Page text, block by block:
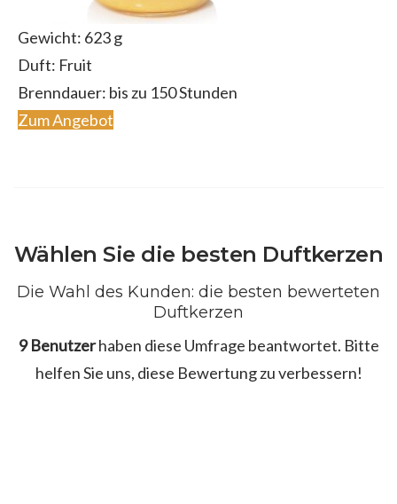
Gewicht: 623 g
Duft: Fruit
Brenndauer: bis zu 150 Stunden
Zum Angebot
Wählen Sie die besten Duftkerzen
Die Wahl des Kunden: die besten bewerteten
Duftkerzen
9 Benutzerhaben diese Umfrage beantwortet. Bitte
helfen Sie uns, diese Bewertung zu verbessern!